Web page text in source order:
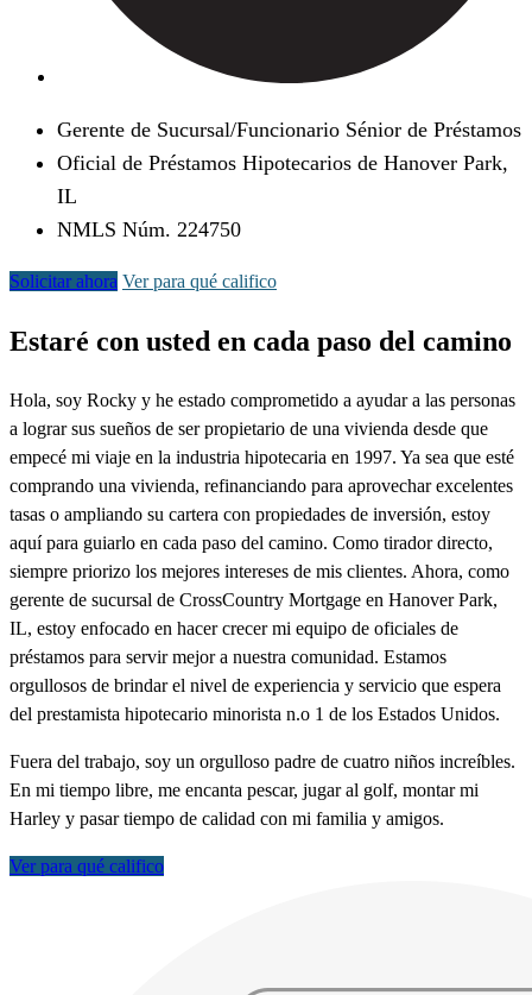
Gerente de Sucursal/Funcionario Sénior de Préstamos
Oficial de Préstamos Hipotecarios de Hanover Park,
IL
NMLS Núm. 224750
Solicitar ahora Ver para qué califico
Estaré con usted en cada paso del camino
Hola, soy Rocky y he estado comprometido a ayudar a las personas
a lograr sus sueños de ser propietario de una vivienda desde que
empecé mi viaje en la industria hipotecaria en 1997. Ya sea que esté
comprando una vivienda, refinanciando para aprovechar excelentes
tasas o ampliando su cartera con propiedades de inversión, estoy
aquí para guiarlo en cada paso del camino. Como tirador directo,
siempre priorizo los mejores intereses de mis clientes. Ahora, como
gerente de sucursal de CrossCountry Mortgage en Hanover Park,
IL, estoy enfocado en hacer crecer mi equipo de oficiales de
préstamos para servir mejor a nuestra comunidad. Estamos
orgullosos de brindar el nivel de experiencia y servicio que espera
del prestamista hipotecario minorista n.o 1 de los Estados Unidos.
Fuera del trabajo, soy un orgulloso padre de cuatro niños increíbles.
En mi tiempo libre, me encanta pescar, jugar al golf, montar mi
Harley y pasar tiempo de calidad con mi familia y amigos.
Ver para qué califico